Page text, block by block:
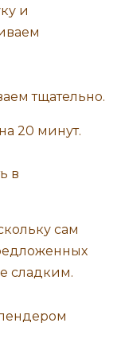
и
20 минут.
сам
сладким.